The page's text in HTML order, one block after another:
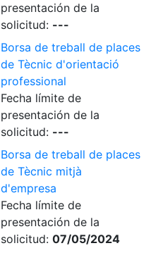
presentación de la
solicitud: ---
Borsa de treball de places
de Tècnic d'orientació
professional
Fecha límite de
presentación de la
solicitud: ---
Borsa de treball de places
de Tècnic mitjà
d'empresa
Fecha límite de
presentación de la
solicitud: 07/05/2024